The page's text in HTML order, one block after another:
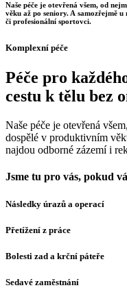
Naše péče je otevřená všem, od
věku až po seniory. A samozřejmě
či profesionální sportovci.
Komplexní péče
Péče pro
cestu k tělu bez
Naše péče je otevřená
dospělé v produktivním
najdou odborné zázemí i
Jsme tu pro vás, pokud
Následky úrazů a operací
Přetížení z práce
Bolesti zad a krční páteře
Sedavé zaměstnání